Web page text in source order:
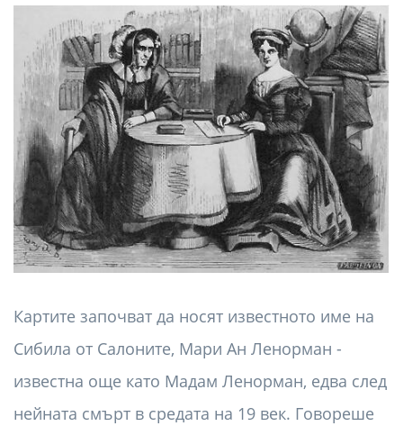
Картите започват да носят известното име на
Сибила от Салоните, Мари Ан Ленорман -
известна още като Мадам Ленорман, едва след
нейната смърт в средата на 19 век. Говореше